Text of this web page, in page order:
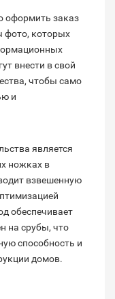
оформить заказ
фото, которых
внести в свой
чтобы само
и
является
ножках в
взвешенную
обеспечивает
на срубы, что
способность и
домов.